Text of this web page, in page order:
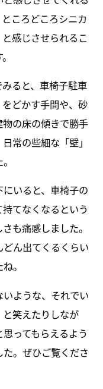
ころどころシニカ
感じさせられるこ
ると、車椅子駐車
どかす手間や、砂
の床の傾きで勝手
常の些細な「壁」
いると、車椅子の
てなくなるという
も痛感しました。
ん出てくるくらい
。
ような、それでい
笑えたりしなが
ってもらえるよう
。ぜひご覧くださ